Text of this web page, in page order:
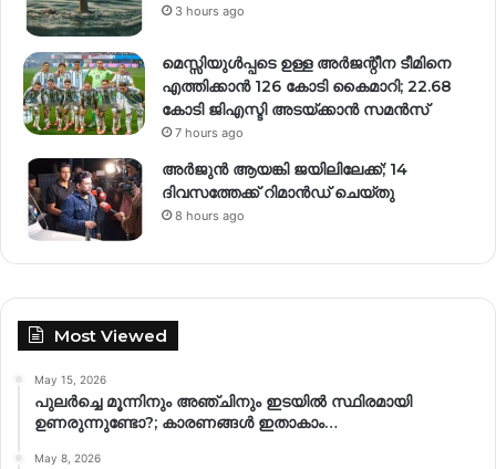
3 hours ago
മെസ്സിയുൾപ്പടെ ഉള്ള അർജന്റീന ടീമിനെ
എത്തിക്കാൻ 126 കോടി കൈമാറി; 22.68
കോടി ജിഎസ്ടി അടയ്ക്കാൻ സമൻസ്
7 hours ago
അർജുൻ ആയങ്കി ജയിലിലേക്ക്; 14
ദിവസത്തേക്ക് റിമാൻഡ് ചെയ്തു
8 hours ago
Most Viewed
May 15, 2026
പുലർച്ചെ മൂന്നിനും അഞ്ചിനും ഇടയിൽ സ്ഥിരമായി
ഉണരുന്നുണ്ടോ?; കാരണങ്ങള്‍ ഇതാകാം…
May 8, 2026